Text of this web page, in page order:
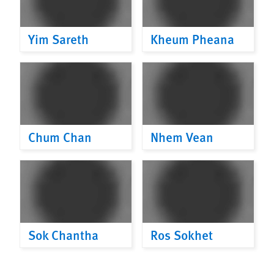
Yim Sareth Kheum Pheana
Chum Chan Nhem Vean
Sok Chantha Ros Sokhet